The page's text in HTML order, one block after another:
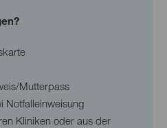
Mutterpass
Notfalleinweisung
Kliniken oder aus der